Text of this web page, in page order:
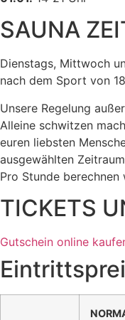
SAUNA
Dienstags, Mittwoch
nach dem Sport von
Unsere Regelung
Alleine schwitzen
euren liebsten
ausgewählten
Pro Stunde
TICKETS
Gutschein online